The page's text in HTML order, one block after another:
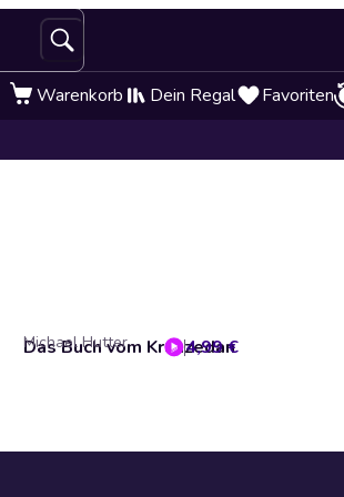
Warenkorb Dein Regal Favoriten
Das Buch vom Kranzedan
Michael Hutter 4,99 €